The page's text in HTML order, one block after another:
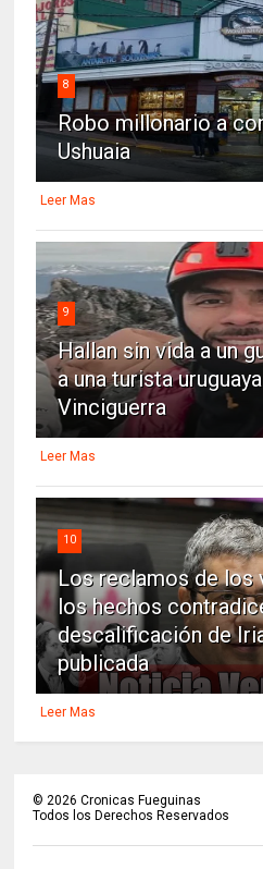
8
Robo millonario a
Ushuaia
Leer Mas
9
Hallan sin vida a un
a una turista
Vinciguerra
Leer Mas
10
Los reclamos de los
los hechos
descalificación de
publicada
Leer Mas
© 2026 Cronicas Fueguinas
Todos los Derechos Reservados